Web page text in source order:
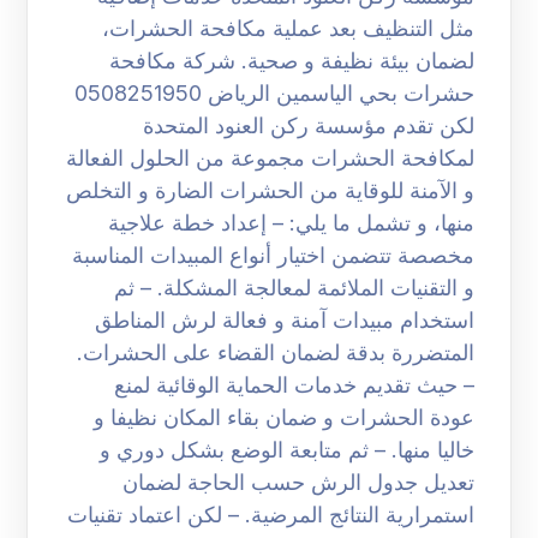
مثل التنظيف بعد عملية مكافحة الحشرات،
لضمان بيئة نظيفة و صحية. شركة مكافحة
حشرات بحي الياسمين الرياض 0508251950
لكن تقدم مؤسسة ركن العنود المتحدة
لمكافحة الحشرات مجموعة من الحلول الفعالة
و الآمنة للوقاية من الحشرات الضارة و التخلص
منها، و تشمل ما يلي: – إعداد خطة علاجية
مخصصة تتضمن اختيار أنواع المبيدات المناسبة
و التقنيات الملائمة لمعالجة المشكلة. – ثم
استخدام مبيدات آمنة و فعالة لرش المناطق
المتضررة بدقة لضمان القضاء على الحشرات.
– حيث تقديم خدمات الحماية الوقائية لمنع
عودة الحشرات و ضمان بقاء المكان نظيفا و
خاليا منها. – ثم متابعة الوضع بشكل دوري و
تعديل جدول الرش حسب الحاجة لضمان
استمرارية النتائج المرضية. – لكن اعتماد تقنيات